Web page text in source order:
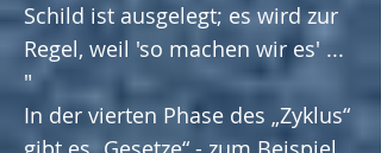
Schild ist ausgelegt; es wird zur
Regel, weil 'so machen wir es' ...
"
In der vierten Phase des „Zyklus“